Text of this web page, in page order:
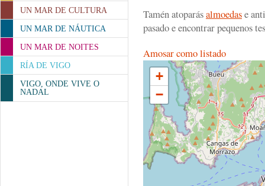
UN MAR DE CULTURA
UN MAR DE NÁUTICA
UN MAR DE NOITES
RÍA DE VIGO
VIGO, ONDE VIVE O
NADAL
Tamén atoparásalmoedase
pasado e encontrar pequenos
Amosar como listado
+
−